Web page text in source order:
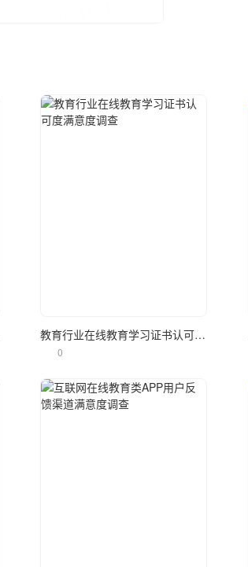
教育行业在线教育学习证书认可度满意度调查
0